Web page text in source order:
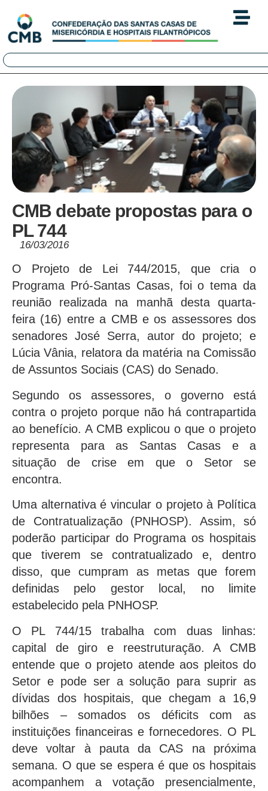
CMB debate propostas para o
PL 744
16/03/2016
O Projeto de Lei 744/2015, que cria o
Programa Pró-Santas Casas, foi o tema da
reunião realizada na manhã desta quarta-
feira (16) entre a CMB e os assessores dos
senadores José Serra, autor do projeto; e
Lúcia Vânia, relatora da matéria na Comissão
de Assuntos Sociais (CAS) do Senado.
Segundo os assessores, o governo está
contra o projeto porque não há contrapartida
ao benefício. A CMB explicou o que o projeto
representa para as Santas Casas e a
situação de crise em que o Setor se
encontra.
Uma alternativa é vincular o projeto à Política
de Contratualização (PNHOSP). Assim, só
poderão participar do Programa os hospitais
que tiverem se contratualizado e, dentro
disso, que cumpram as metas que forem
definidas pelo gestor local, no limite
estabelecido pela PNHOSP.
O PL 744/15 trabalha com duas linhas:
capital de giro e reestruturação. A CMB
entende que o projeto atende aos pleitos do
Setor e pode ser a solução para suprir as
dívidas dos hospitais, que chegam a 16,9
bilhões – somados os déficits com as
instituições financeiras e fornecedores. O PL
deve voltar à pauta da CAS na próxima
semana. O que se espera é que os hospitais
acompanhem a votação presencialmente,